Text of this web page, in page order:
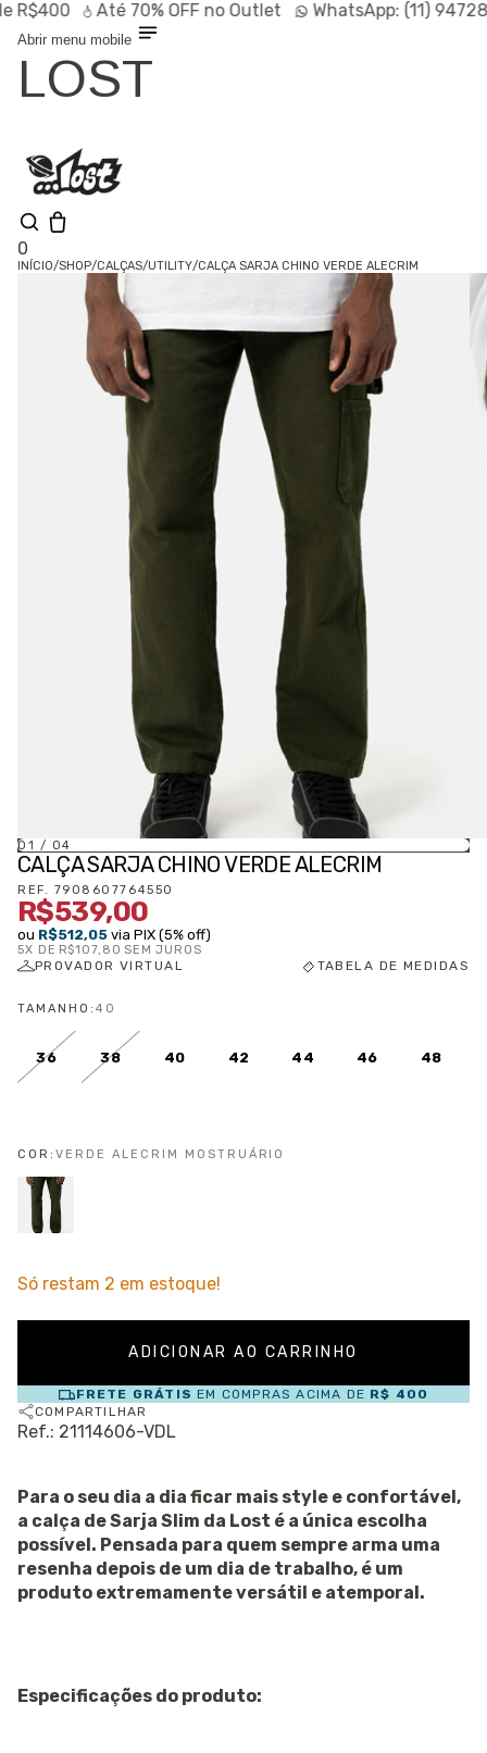
Até70% OFFno Outlet WhatsApp:(11) 94728-
Abrir menu mobile
LOST
0
Olá, visitante
Cadastrar
Lançamentos
HOT
SALE
INÍCIO/SHOP/CALÇAS/UTILITY/CALÇA SARJA CHINO VERDE ALECRIM
01 / 04
CALÇA SARJA CHINO VERDE ALECRIM
REF. 7908607764550
R$539,00
ou R$512,05 via PIX (5% off)
5X DE R$107,80 SEM JUROS
PROVADOR VIRTUAL TABELA DE MEDIDAS
TAMANHO: 40
36 38 40 42 44 46 48
COR: VERDE ALECRIM MOSTRUÁRIO
Só restam 2 em estoque!
FRETE GRÁTIS EM COMPRAS ACIMA DE R$ 400
COMPARTILHAR
Ref.: 21114606-VDL
Para o seu dia a dia ficar mais style e confortável,
a calça de Sarja Slim da Lost é a única escolha
possível. Pensada para quem sempre arma uma
resenha depois de um dia de trabalho, é um
produto extremamente versátil e atemporal.
Especificações do produto: